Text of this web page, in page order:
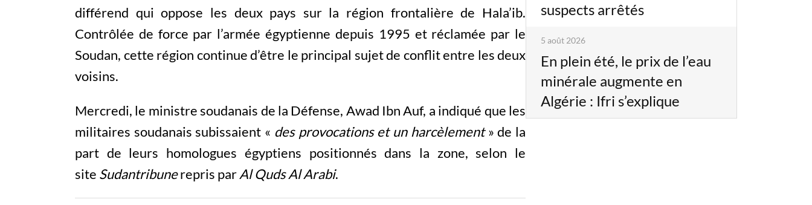
différend qui oppose les deux pays sur la région frontalière de Hala’ib.
Contrôlée de force par l’armée égyptienne depuis 1995 et réclamée par le
Soudan, cette région continue d’être le principal sujet de conflit entre les deux
voisins.
Mercredi, le ministre soudanais de la Défense, Awad Ibn Auf, a indiqué que les
militaires soudanais subissaient « des provocations et un harcèlement» de la
part de leurs homologues égyptiens positionnés dans la zone, selon le
site Sudantribunerepris parAl Quds Al Arabi.
suspects arrêtés
5 août 2026
En plein été, le prix de l’eau
minérale augmente en
Algérie : Ifri s’explique